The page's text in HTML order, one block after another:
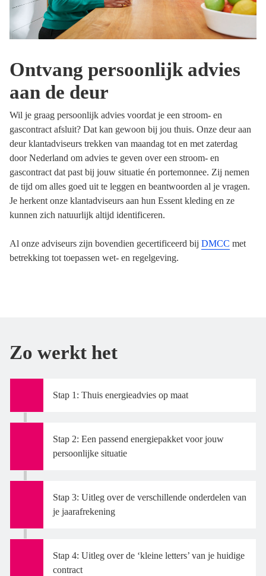
Ontvang persoonlijk advies
aan de deur
Wil je graag persoonlijk advies voordat je een stroom- en
gascontract afsluit? Dat kan gewoon bij jou thuis. Onze deur aan
deur klantadviseurs trekken van maandag tot en met zaterdag
door Nederland om advies te geven over een stroom- en
gascontract dat past bij jouw situatie én portemonnee. Zij nemen
de tijd om alles goed uit te leggen en beantwoorden al je vragen.
Je herkent onze klantadviseurs aan hun Essent kleding en ze
kunnen zich natuurlijk altijd identificeren.
Al onze adviseurs zijn bovendien gecertificeerd bij DMCC met
betrekking tot toepassen wet- en regelgeving.
Zo werkt het
Stap 1: Thuis energieadvies op maat
Stap 2: Een passend energiepakket voor jouw
persoonlijke situatie
Stap 3: Uitleg over de verschillende onderdelen van
je jaarafrekening
Stap 4: Uitleg over de ‘kleine letters’ van je huidige
contract